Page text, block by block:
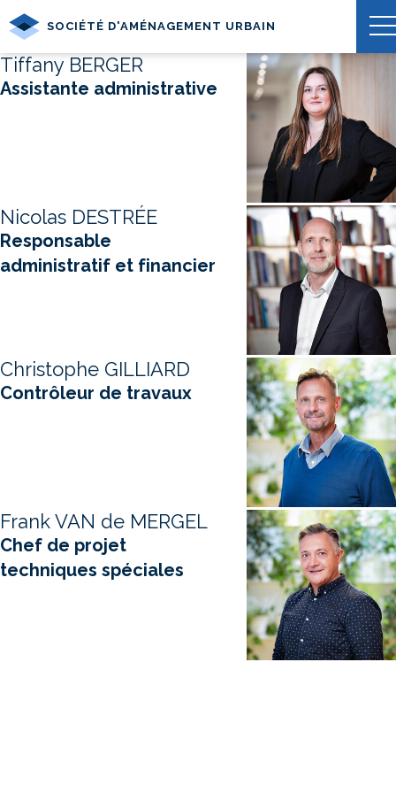
SOCIÉTÉ D'AMÉNAGEMENT URBAIN
Tiffany BERGER
Assistante administrative
Nicolas DESTRÉE
Responsable
administratif et financier
Christophe GILLIARD
Contrôleur de travaux
Frank VAN de MERGEL
Chef de projet
techniques spéciales